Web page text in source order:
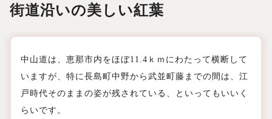
街道沿いの美しい紅葉
中山道は、恵那市内をほぼ11.4ｋｍにわたって横断して
いますが、特に長島町中野から武並町藤までの間は、江
戸時代そのままの姿が残されている、といってもいいく
らいです。